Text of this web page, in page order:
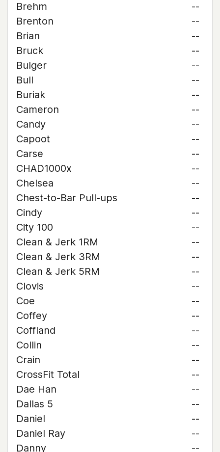
Brehm
--
Brenton
--
Brian
--
Bruck
--
Bulger
--
Bull
--
Buriak
--
Cameron
--
Candy
--
Capoot
--
Carse
--
CHAD1000x
--
Chelsea
--
Chest-to-Bar Pull-ups
--
Cindy
--
City 100
--
Clean & Jerk 1RM
--
Clean & Jerk 3RM
--
Clean & Jerk 5RM
--
Clovis
--
Coe
--
Coffey
--
Coffland
--
Collin
--
Crain
--
CrossFit Total
--
Dae Han
--
Dallas 5
--
Daniel
--
Daniel Ray
--
Danny
--